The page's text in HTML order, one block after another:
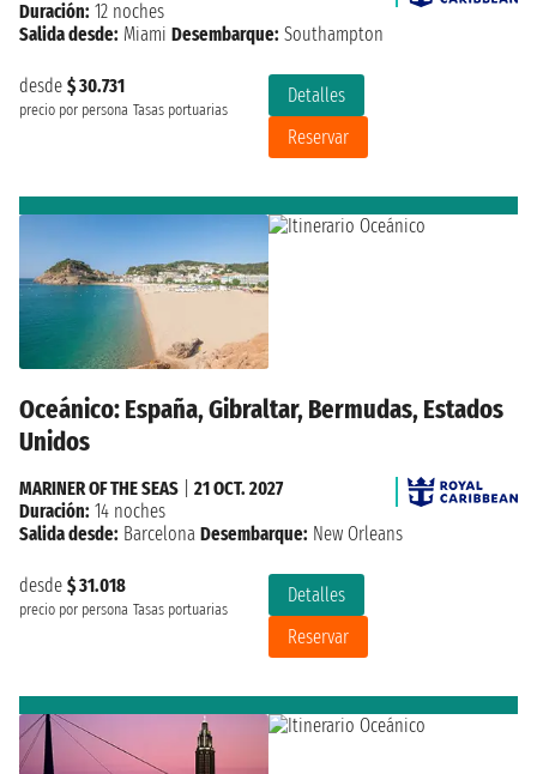
desde $ 30.731
precio por persona Tasas portuarias
Detalles
Reservar
Duración: 12 noches
Salida desde: Miami Desembarque: Southampton
Oceánico: España, Gibraltar, Bermudas, Estados
Unidos
desde $ 31.018
precio por persona Tasas portuarias
Detalles
Reservar
MARINER OF THE SEAS
21 OCT. 2027
Duración: 14 noches
Salida desde: Barcelona Desembarque: New Orleans